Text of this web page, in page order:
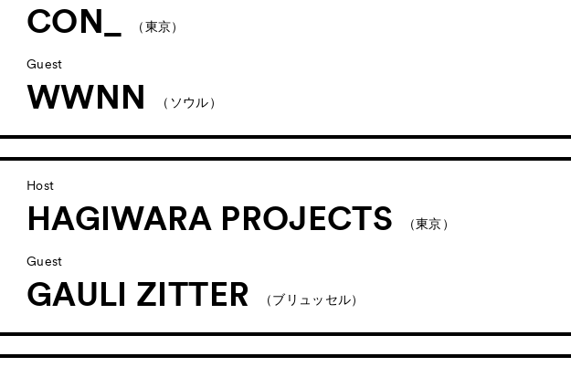
CON_ （東京）
Guest
WWNN （ソウル）
Host
HAGIWARA PROJECTS （東京）
Guest
GAULI ZITTER （ブリュッセル）